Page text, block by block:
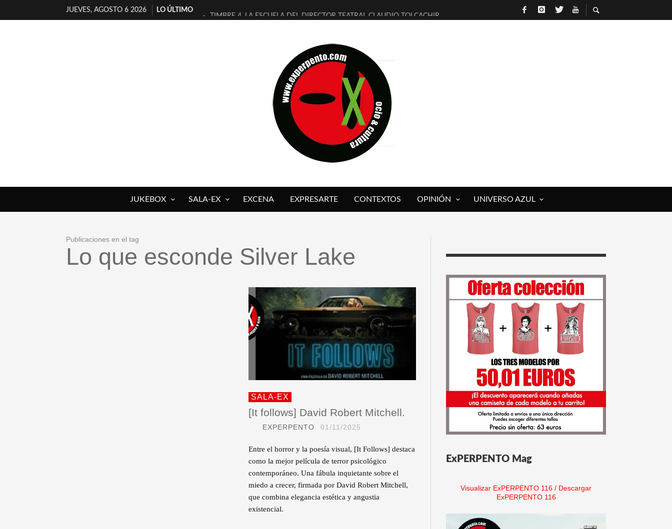
JUEVES, AGOSTO 6 2026
LO ÚLTIMO
TIMBRE 4, LA ESCUELA DEL DIRECTOR TEATRAL CLAUDIO TOLCACHIR
MILITARES JUDÍAS EN #EXVITA
D’BALDOMEROS REINVENTAN [BITÁCORA 3.0] EN EXVITA
MARSHALL FLASH PRESENTA EN EXVITA [RELATIVA SENCILLEZ]
JOFRE BARDAGÍ EN EXVITA INTERPRETANDO A SERRAT
YORCH PRESENTA [CURSO DE ARMONÍA PERSECUTORIA] EN EXVITA
MAGALÍ SARE NOS EXPLICA [DESCASADA]
JUKEBOX SALA-EX EXCENA EXPRESARTE CONTEXTOS OPINIÓN UNIVERSO AZUL
Publicaciones en el tag
Lo que esconde Silver Lake
SALA-EX
[It follows] David Robert Mitchell.
EXPERPENTO 01/11/2025
Entre el horror y la poesía visual, [It Follows] destaca
como la mejor película de terror psicológico
contemporáneo. Una fábula inquietante sobre el
miedo a crecer, firmada por David Robert Mitchell,
que combina elegancia estética y angustia
existencial.
ExPERPENTO Mag
Visualizar ExPERPENTO 116 / Descargar
ExPERPENTO 116